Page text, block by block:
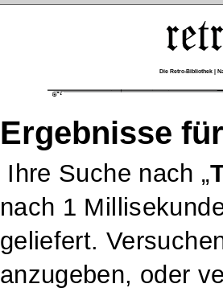
Die Retro-Bibliothek |
Ergebnisse
Ihre Suche nach
nach 1
geliefert.
anzugeben, oder